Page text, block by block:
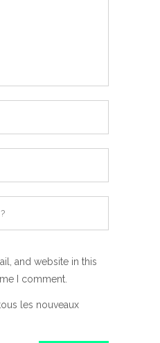
and website in this
I comment.
les nouveaux